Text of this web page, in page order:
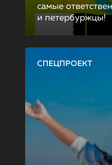
самые
и петербуржцы!
СПЕЦПРОЕКТ